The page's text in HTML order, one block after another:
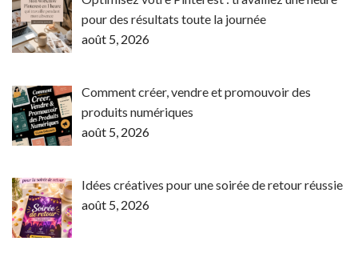
pour des résultats toute la journée
août 5, 2026
Comment créer, vendre et promouvoir des
produits numériques
août 5, 2026
Idées créatives pour une soirée de retour réussie
août 5, 2026